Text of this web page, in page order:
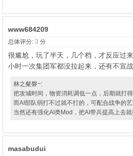
www684209
总体评分: 3 分
很尴尬，玩了半天，几个档，才反应过
小时一次集团军都没拉起来，还有不宣战
林之粲磐~:
把攻城时间，物资消耗调低一点，后期就打
而AI部队弱打不过就不打的，可配合战争的
当然还有强化AI类Mod，把AI带兵提高上去
masabudui